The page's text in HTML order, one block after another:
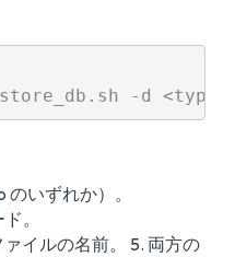
いずれか）。
。
イルの名前。 5. 両方の